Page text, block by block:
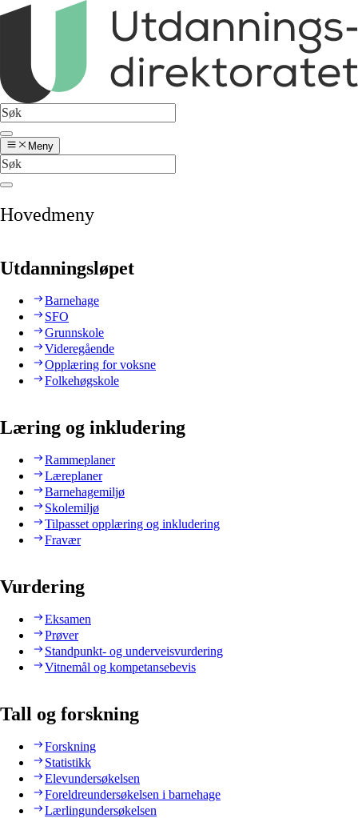
Meny
Hovedmeny
Utdanningsløpet
Barnehage
SFO
Grunnskole
Videregående
Opplæring for voksne
Folkehøgskole
Læring og inkludering
Rammeplaner
Læreplaner
Barnehagemiljø
Skolemiljø
Tilpasset opplæring og inkludering
Fravær
Vurdering
Eksamen
Prøver
Standpunkt- og underveisvurdering
Vitnemål og kompetansebevis
Tall og forskning
Forskning
Statistikk
Elevundersøkelsen
Foreldreundersøkelsen i barnehage
Lærlingundersøkelsen